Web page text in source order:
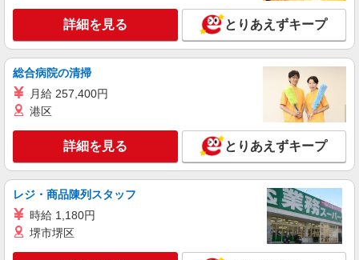
詳細を見る とりあえずキープ
総合病院の清掃
月給 257,400円
港区
詳細を見る とりあえずキープ
レジ・商品陳列スタッフ
時給 1,180円
堺市堺区